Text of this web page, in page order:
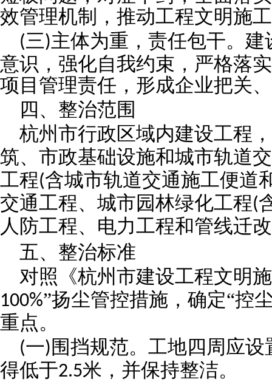
效管理机制，推动工程文明施
(三)主体为重，责任包干。
意识，强化自我约束，严格落
项目管理责任，形成企业把关
四、整治范围
杭州市行政区域内建设工程
筑、市政基础设施和城市轨道
工程(含城市轨道交通施工便道
交通工程、城市园林绿化工程(
人防工程、电力工程和管线迁改
五、整治标准
对照《杭州市建设工程文明
100%”扬尘管控措施，确定“控
重点。
(一) 围挡规范。工地四周应
得低于2.5米，并保持整洁。